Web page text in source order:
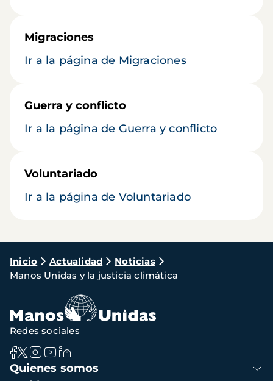
Migraciones
Ir a la página de Migraciones
Guerra y conflicto
Ir a la página de Guerra y conflicto
Voluntariado
Ir a la página de Voluntariado
Ruta
de
navegación
Inicio Actualidad
Noticias
Manos Unidas y la justicia climática
Navegación
principal
Quienes somos
Redes sociales